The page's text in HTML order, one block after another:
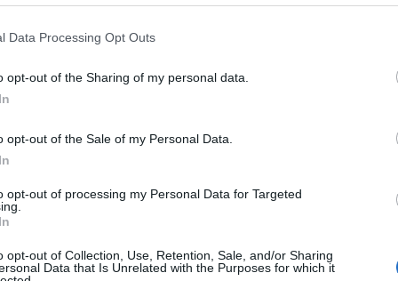
Data Processing Opt Outs
opt-out of the Sharing of my personal data.
opt-out of the Sale of my Personal Data.
opt-out of processing my Personal Data for Targeted
opt-out of Collection, Use, Retention, Sale, and/or Sharing
Data that Is Unrelated with the Purposes for which it
μας στοGoogle News